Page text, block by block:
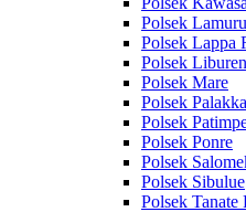
Polsek Lamuru
Polsek Lappa
Polsek
Polsek Mare
Polsek Palakka
Polsek
Polsek Ponre
Polsek
Polsek Sibulue
Polsek Tanate